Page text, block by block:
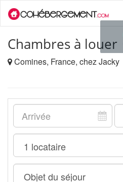
Chambres à louer
Comines, France, chez Jacky